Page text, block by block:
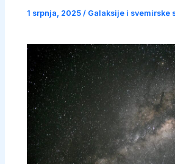
1 srpnja, 2025/ Galaksije i svemirske